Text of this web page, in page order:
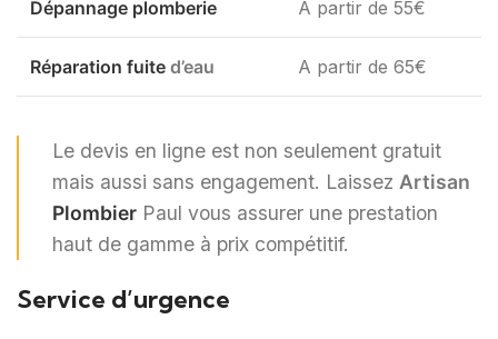
Dépannage plomberie A partir de 55€
Réparation fuite d’eau A partir de 65€
Le devis en ligne est non seulement gratuit
mais aussi sans engagement. Laissez Artisan
Plombier Paul vous assurer une prestation
haut de gamme à prix compétitif.
Service d’urgence